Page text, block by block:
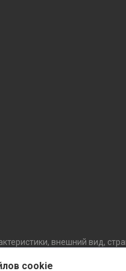
внешний вид,
сомнений перед
cookie